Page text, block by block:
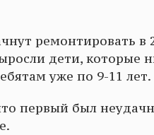
ремонтировать в
дети, которые
уже по 9-11 лет.
первый был